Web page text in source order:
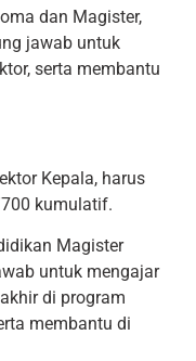
dan Magister,
jawab untuk
serta membantu
Kepala, harus
kumulatif.
Magister
untuk mengajar
di program
membantu di